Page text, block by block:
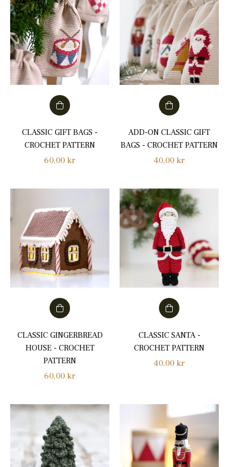
CLASSIC GIFT BAGS -
CROCHET PATTERN
Normalpris
60,00 kr
ADD-ON CLASSIC GIFT
BAGS - CROCHET PATTERN
Normalpris
40,00 kr
CLASSIC GINGERBREAD
HOUSE - CROCHET
PATTERN
Normalpris
60,00 kr
CLASSIC SANTA -
CROCHET PATTERN
Normalpris
40,00 kr